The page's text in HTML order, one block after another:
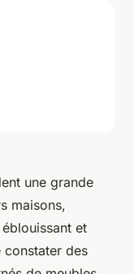
une grande
maisons,
et
constater des